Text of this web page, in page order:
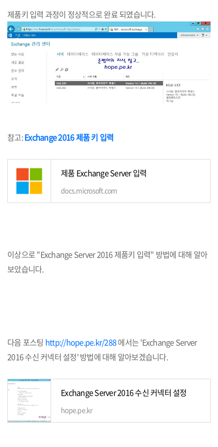
제품키 입력 과정이 정상적으로 완료 되였습니다.
참고:Exchange 2016 제품 키 입력
제품 Exchange Server 입력
docs.microsoft.com
이상으로 "Exchange Server 2016 제품키 입력" 방법에 대해 알아
보았습니다.
다음 포스팅 http://hope.pe.kr/288에서는 'Exchange Server
2016 수신 커넥터 설정' 방법에 대해 알아보겠습니다.
Exchange Server 2016 수신 커넥터 설정
hope.pe.kr